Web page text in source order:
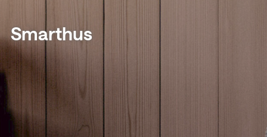
Smarthus